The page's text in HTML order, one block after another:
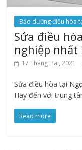
Bảo dưỡng điều hòa
Sửa điều
nghiệp nhất
17 Tháng Hai, 2021
Sửa điều hòa tại
Hãy đến với trung
Read more